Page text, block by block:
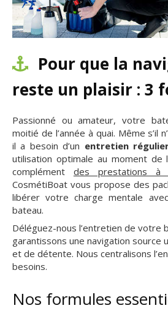
Pour que la
reste un plaisir : 3
Passionné ou amateur, votre
moitié de l’année à quai. Même s’il
il a besoin d’un entretien
utilisation optimale au moment de
complément des prestations à
CosmétiBoat vous propose des
libérer votre charge mentale
bateau.
Déléguez-nous l’entretien de votre
garantissons une navigation source
et de détente. Nous centralisons
besoins.
Nos formules